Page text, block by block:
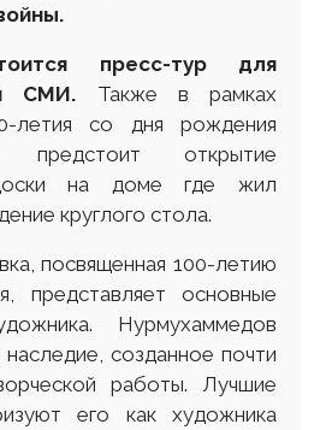
.
пресс-тур для
СМИ. Также в рамках
летия со дня рождения
предстоит открытие
на доме где жил
круглого стола.
посвященная 100-летию
представляет основные
Нурмухаммедов
созданное почти
работы. Лучшие
его как художника